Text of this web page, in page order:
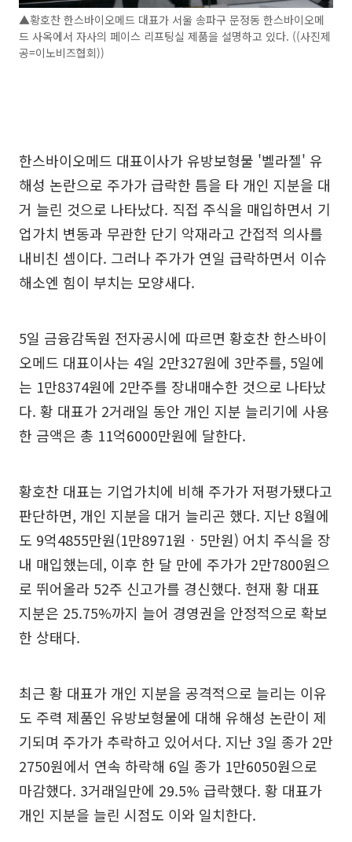
▲황호찬 한스바이오메드 대표가 서울 송파구 문정동 한스바이오메
드 사옥에서 자사의 페이스 리프팅실 제품을 설명하고 있다. ((사진제
공=이노비즈협회))
한스바이오메드 대표이사가 유방보형물 '벨라젤' 유
해성 논란으로 주가가 급락한 틈을 타 개인 지분을 대
거 늘린 것으로 나타났다. 직접 주식을 매입하면서 기
업가치 변동과 무관한 단기 악재라고 간접적 의사를
내비친 셈이다. 그러나 주가가 연일 급락하면서 이슈
해소엔 힘이 부치는 모양새다.
5일 금융감독원 전자공시에 따르면 황호찬 한스바이
오메드 대표이사는 4일 2만327원에 3만주를, 5일에
는 1만8374원에 2만주를 장내매수한 것으로 나타났
다. 황 대표가 2거래일 동안 개인 지분 늘리기에 사용
한 금액은 총 11억6000만원에 달한다.
황호찬 대표는 기업가치에 비해 주가가 저평가됐다고
판단하면, 개인 지분을 대거 늘리곤 했다. 지난 8월에
도 9억4855만원(1만8971원ㆍ5만원) 어치 주식을 장
내 매입했는데, 이후 한 달 만에 주가가 2만7800원으
로 뛰어올라 52주 신고가를 경신했다. 현재 황 대표
지분은 25.75%까지 늘어 경영권을 안정적으로 확보
한 상태다.
최근 황 대표가 개인 지분을 공격적으로 늘리는 이유
도 주력 제품인 유방보형물에 대해 유해성 논란이 제
기되며 주가가 추락하고 있어서다. 지난 3일 종가 2만
2750원에서 연속 하락해 6일 종가 1만6050원으로
마감했다. 3거래일만에 29.5% 급락했다. 황 대표가
개인 지분을 늘린 시점도 이와 일치한다.